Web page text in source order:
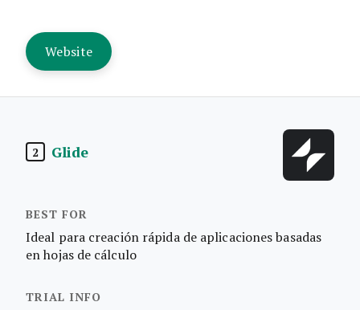
Website
2 Glide
Ideal para creación rápida de aplicaciones basadas
en hojas de cálculo